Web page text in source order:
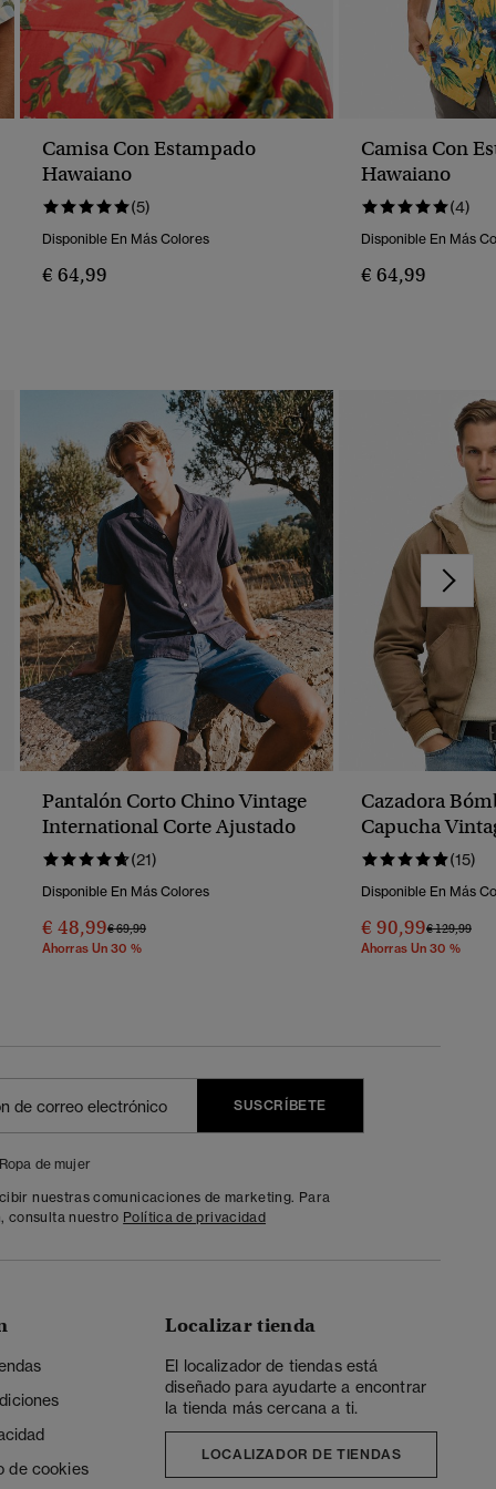
Camisa Con Estampado
Hawaiano
(5)
Disponible En Más Colores
€ 64,99
Camisa Con
Hawaiano
(4)
Disponible En Más
€ 64,99
Pantalón Corto Chino Vintage
International Corte Ajustado
(21)
Disponible En Más Colores
€ 48,99Precio Rebajado De
€ 69,99A
Ahorras Un 30 %
Cazadora
Capucha
(15)
Disponible En Más
€ 90,99Precio
€ 129,99A
Ahorras Un 30 %
SUSCRÍBETE
de mujer
nuestras comunicaciones de marketing. Para
consulta nuestro Política de privacidad
de cookies
Localizar tienda
El localizador de tiendas está
diseñado para ayudarte a encontrar
la tienda más cercana a ti.
LOCALIZADOR DE TIENDAS